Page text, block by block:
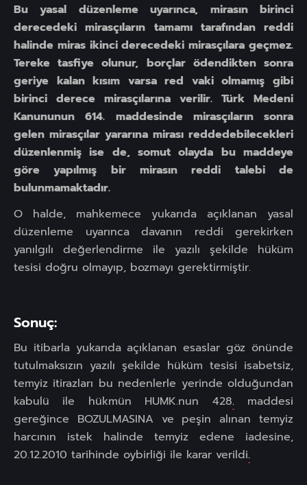
Bu yasal düzenleme uyarınca, mirasın birinci
derecedeki mirasçıların tamamı tarafından reddi
halinde miras ikinci derecedeki mirasçılara geçmez.
Tereke tasfiye olunur, borçlar ödendikten sonra
geriye kalan kısım varsa red vaki olmamış gibi
birinci derece mirasçılarına verilir. Türk Medeni
Kanununun 614. maddesinde mirasçıların sonra
gelen mirasçılar yararına mirası reddedebilecekleri
düzenlenmiş ise de, somut olayda bu maddeye
göre yapılmış bir mirasın reddi talebi de
bulunmamaktadır.
O halde, mahkemece yukarıda açıklanan yasal
düzenleme uyarınca davanın reddi gerekirken
yanılgılı değerlendirme ile yazılı şekilde hüküm
tesisi doğru olmayıp, bozmayı gerektirmiştir.
Sonuç:
Bu itibarla yukarıda açıklanan esaslar göz önünde
tutulmaksızın yazılı şekilde hüküm tesisi isabetsiz,
temyiz itirazları bu nedenlerle yerinde olduğundan
kabulü ile hükmün HUMK.nun 428.maddesi
gereğince BOZULMASINA ve peşin alınan temyiz
harcının istek halinde temyiz edene iadesine,
20.12.2010 tarihinde oybirliği ile karar verildi.